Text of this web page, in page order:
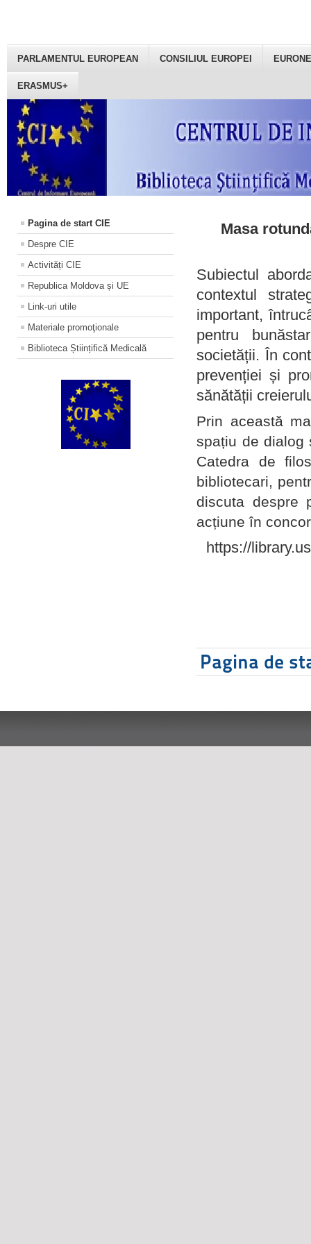
PARLAMENTUL EUROPEAN CONSILIUL EUROPEI
ERASMUS+
Pagina de start CIE
Despre CIE
Activități CIE
Republica Moldova și UE
Link-uri utile
Materiale promoţionale
Biblioteca Științifică Medicală
Masa
Subiectul
contextul
important,
pentru
societății. În
prevenției și
sănătății
Prin această
spațiu de dialog
Catedra de
bibliotecari,
discuta despre
acțiune în
https://
Pagina de